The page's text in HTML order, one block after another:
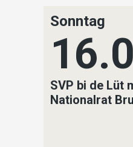
Sonntag
SVP bi de Lüt
Nationalrat